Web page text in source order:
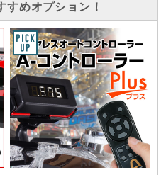
すめオプション！